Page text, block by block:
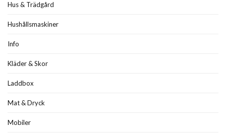
Hus & Trädgård
Hushållsmaskiner
Info
Kläder & Skor
Laddbox
Mat & Dryck
Mobiler